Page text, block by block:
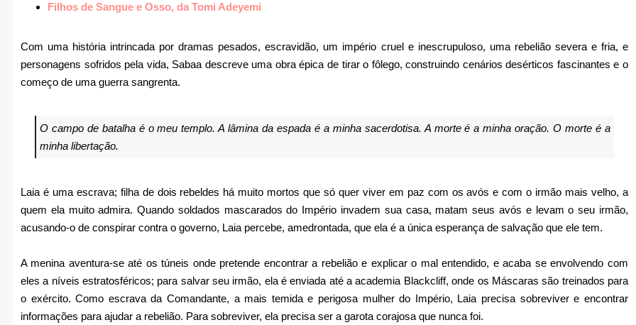
Filhos de Sangue e Osso, da Tomi Adeyemi
Com uma história intrincada por dramas pesados, escravidão, um império cruel e inescrupuloso, uma rebelião severa e fria, e
personagens sofridos pela vida, Sabaa descreve uma obra épica de tirar o fôlego, construindo cenários desérticos fascinantes e o
começo de uma guerra sangrenta.
O campo de batalha é o meu templo. A lâmina da espada é a minha sacerdotisa. A morte é a minha oração. O morte é a
minha libertação.
Laia é uma escrava; filha de dois rebeldes há muito mortos que só quer viver em paz com os avós e com o irmão mais velho, a
quem ela muito admira. Quando soldados mascarados do Império invadem sua casa, matam seus avós e levam o seu irmão,
acusando-o de conspirar contra o governo, Laia percebe, amedrontada, que ela é a única esperança de salvação que ele tem.
A menina aventura-se até os túneis onde pretende encontrar a rebelião e explicar o mal entendido, e acaba se envolvendo com
eles a níveis estratosféricos; para salvar seu irmão, ela é enviada até a academia Blackcliff, onde os Máscaras são treinados para
o exército. Como escrava da Comandante, a mais temida e perigosa mulher do Império, Laia precisa sobreviver e encontrar
informações para ajudar a rebelião. Para sobreviver, ela precisa ser a garota corajosa que nunca foi.